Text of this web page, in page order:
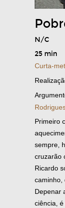
N/C
25 min
Curta-
Primeiro
sempre,
cruzarão
Ricardo
caminho,
Depenar
ciência,